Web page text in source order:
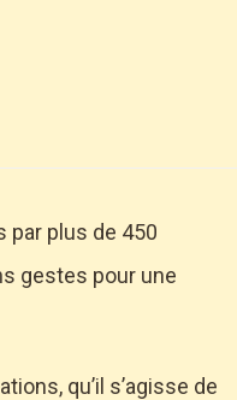
par plus de 450
gestes pour une
qu’il s’agisse de